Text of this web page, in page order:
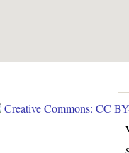
Creative Commons: CC